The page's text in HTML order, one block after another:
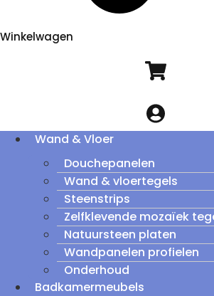
Winkelwagen
Wand & Vloer
Douchepanelen
Wand & vloertegels
Steenstrips
Zelfklevende mozaïek
Natuursteen platen
Wandpanelen profielen
Onderhoud
Badkamermeubels